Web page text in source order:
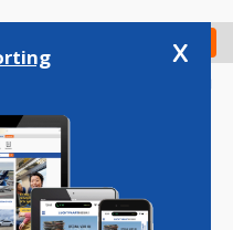
Check in
x